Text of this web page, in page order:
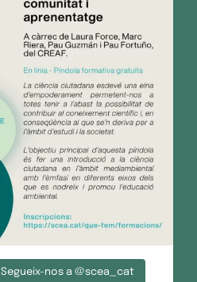
Segueix-nos a @scea_cat